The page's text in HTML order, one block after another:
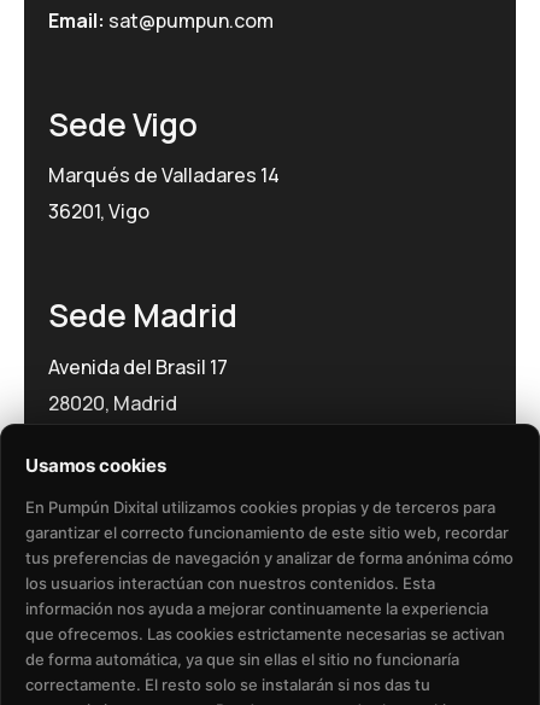
Email: sat@pumpun.com
Sede Vigo
Marqués de Valladares 14
36201, Vigo
Sede Madrid
Avenida del Brasil 17
28020, Madrid
Política de Privacidad​ Aviso Legal​
Política de Cookies
Usamos cookies
En Pumpún Dixital utilizamos cookies propias y de terceros para
garantizar el correcto funcionamiento de este sitio web, recordar
tus preferencias de navegación y analizar de forma anónima cómo
los usuarios interactúan con nuestros contenidos. Esta
información nos ayuda a mejorar continuamente la experiencia
que ofrecemos. Las cookies estrictamente necesarias se activan
de forma automática, ya que sin ellas el sitio no funcionaría
correctamente. El resto solo se instalarán si nos das tu